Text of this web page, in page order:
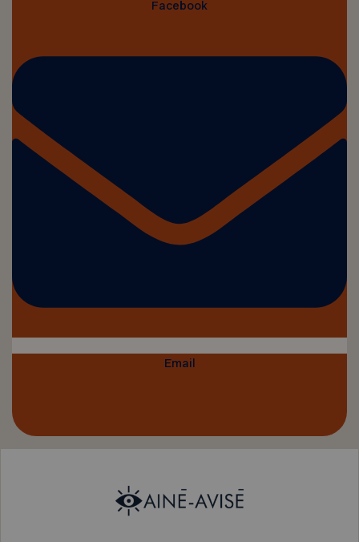
Facebook
Email